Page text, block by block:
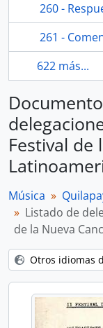
622 más...
Festival de
Música
Listado de
de la Nueva
Otros idiomas